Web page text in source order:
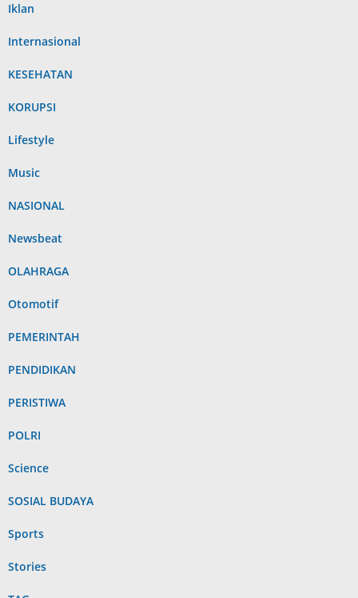
Iklan
Internasional
KESEHATAN
KORUPSI
Lifestyle
Music
NASIONAL
Newsbeat
OLAHRAGA
Otomotif
PEMERINTAH
PENDIDIKAN
PERISTIWA
POLRI
Science
SOSIAL BUDAYA
Sports
Stories